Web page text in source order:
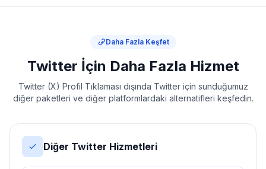
Daha Fazla Keşfet
Twitter İçin Daha Fazla Hizmet
Twitter (X) Profil Tıklaması dışında Twitter için sunduğumuz
diğer paketleri ve diğer platformlardaki alternatifleri keşfedin.
Diğer Twitter Hizmetleri